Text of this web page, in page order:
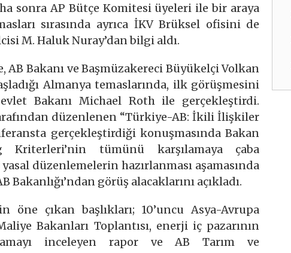
sonra AP Bütçe Komitesi üyeleri ile bir araya
sırasında ayrıca İKV Brüksel ofisini de
M. Haluk Nuray’dan bilgi aldı.
Bakanı ve Başmüzakereci Büyükelçi Volkan
Almanya temaslarında, ilk görüşmesini
Bakanı Michael Roth ile gerçekleştirdi.
düzenlenen “Türkiye-AB: İkili İlişkiler
gerçekleştirdiği konuşmasında Bakan
Kriterleri’nin tümünü karşılamaya çaba
düzenlemelerin hazırlanması aşamasında
görüş alacaklarını açıkladı.
çıkan başlıkları; 10’uncu Asya-Avrupa
Bakanları Toplantısı, enerji iç pazarının
inceleyen rapor ve AB Tarım ve